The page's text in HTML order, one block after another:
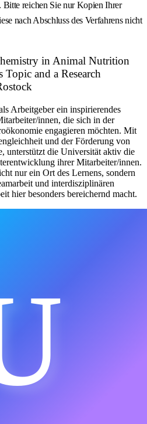
Bitte reichen Sie nur Kopien Ihrer
nach Abschluss des Verfahrens nicht
in Animal Nutrition
and a Research
Arbeitgeber ein inspirierendes
innen, die sich in der
engagieren möchten. Mit
und der Förderung von
unterstützt die Universität aktiv die
ihrer Mitarbeiter/innen.
nur ein Ort des Lernens, sondern
und interdisziplinären
hier besonders bereichernd macht.